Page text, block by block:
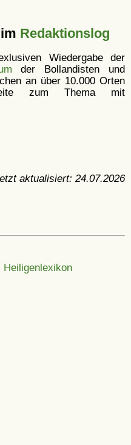
Redaktionslog
Wiedergabe der
der Bollandisten und
an über 10.000 Orten
zum Thema mit
aktualisiert: 24.07.2026
Heiligenlexikon